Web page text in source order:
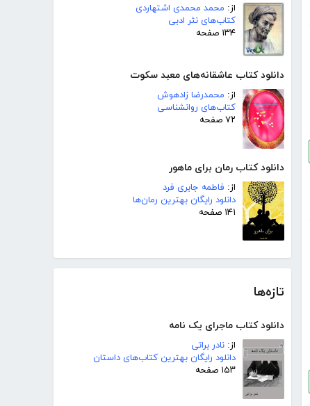
از: محمد محمدی اشتهاردی
کتاب‌های نثر ادبی
۱۳۴ صفحه
دانلود کتاب عاشقانه‌های معبد سکوت
از: محمدرضا زادهوش
کتاب‌های روانشناسی
۷۲ صفحه
دانلود کتاب رمان برای ماهور
از: فاطمه جابری فرد
دانلود رایگان بهترین رمان‌ها
۱۴۱ صفحه
تازه‌ها
دانلود کتاب ماجرای یک نامه
از: نادر براتی
دانلود رایگان بهترین کتاب‌های داستان
۱۵۳ صفحه